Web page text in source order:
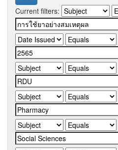
Current filters: